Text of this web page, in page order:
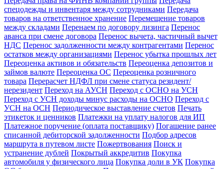
спецодежды и инвентаря между сотрудниками Передача
товаров на ответственное хранение Перемещение товаров
между складами Перенаем по договору лизинга Перенос
аванса при смене договора Перенос вычета, частичный вычет
НДС Перенос задолженности между контрагентами Перенос
остатков между организациями Перенос убытка прошлых лет
Переоценка активов и обязательств Переоценка депозитов и
займов валюте Переоценка ОС Переоценка розничного
товара Перерасчет НДФЛ при смене статуса резидент/
нерезидент Переход на АУСН Переход с ОСНО на УСН
Переход с УСН доходы минус расходы на ОСНО Переход с
УСН на ОСН Периодическое выставление счетов Печать
этикеток и ценников Платежки на уплату налогов для ИП
Платежное поручение (оплата поставщику) Погашение ранее
списанной дебиторской задолженности Подбор адресов
маршрута в путевом листе Пожертвования Поиск и
устранение дублей Покрытый аккредитив Покупка
автомобиля у физического лица Покупка доли в УК Покупка